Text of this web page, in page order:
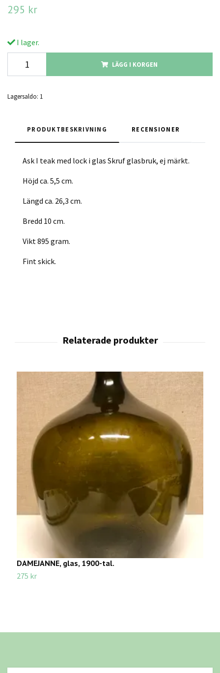
295 kr
I lager.
LÄGG I KORGEN
Lagersaldo: 1
PRODUKTBESKRIVNING RECENSIONER
Ask I teak med lock i glas Skruf glasbruk, ej märkt.
Höjd ca. 5,5 cm.
Längd ca. 26,3 cm.
Bredd 10 cm.
Vikt 895 gram.
Fint skick.
DAMEJANNE, glas, 1900-tal.
275 kr